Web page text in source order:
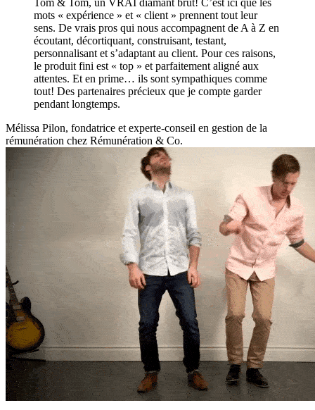
Tom & Tom, un VRAI diamant brut! C’est ici que les
mots « expérience » et « client » prennent tout leur
sens. De vrais pros qui nous accompagnent de A à Z en
écoutant, décortiquant, construisant, testant,
personnalisant et s’adaptant au client. Pour ces raisons,
le produit fini est « top » et parfaitement aligné aux
attentes. Et en prime… ils sont sympathiques comme
tout! Des partenaires précieux que je compte garder
pendant longtemps.
Mélissa Pilon, fondatrice et experte-conseil en gestion de la
rémunération chez Rémunération & Co.